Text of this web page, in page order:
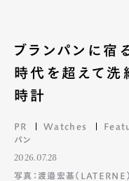
ブランパンに宿
時代を超えて洗
時計
PR Watches
パン
2026.07.28
写真：渡邉宏基（LATERNE）